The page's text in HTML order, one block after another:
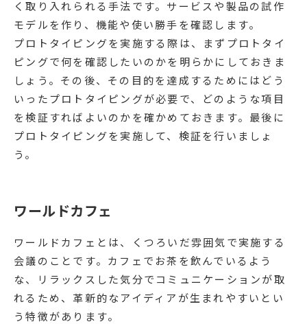
く取り入れられる手法です。サービスや製品の試作
モデルを作り、機能や使い勝手を確認します。
プロトタイピングを実施する際は、まずプロトタイ
ピングで何を確認したいのかを明らかにしておきま
しょう。その後、その目的を達成するためにはどう
いったプロトタイピングが必要で、どのような項目
を検証すればよいのかを確かめておきます。最後に
プロトタイピングを実施して、検証を行いましょ
う。
ワールドカフェ
ワールドカフェとは、くつろいだ雰囲気で実施する
会議のことです。カフェでお茶を飲んでいるよう
な、リラックスした気分でコミュニケーションが取
れるため、革新的なアイディアが生まれやすいとい
う特徴があります。